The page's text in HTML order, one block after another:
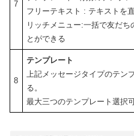
7
フリーテキスト : テキストを
リッチメニュー:一括で友だ
とができる
8
テンプレート
上記メッセージタイプのテン
る。
最大三つのテンプレート選択可